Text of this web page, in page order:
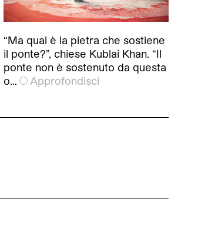
“Ma qual è la pietra che sostiene
il ponte?”, chiese Kublai Khan. “Il
ponte non è sostenuto da questa
o…
Approfondisci